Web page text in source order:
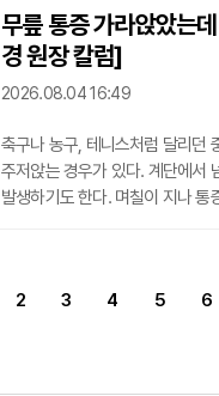
고, 밤에 통증이 심해 잠에서 깨
려 옷을 여미는 행동도 어려워
도 가동
무릎 통증 가라앉았는
경 원장 칼럼]
2026.08.04 16:49
축구나 농구, 테니스처럼 달리던
주저앉는 경우가 있다. 계단에서
발생하기도 한다. 며칠이 지나
정강이
2 3 4 5 6